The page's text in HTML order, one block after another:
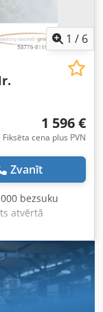
1 / 6
1 596 €
Fiksēta cena plus PVN
Zvanīt
bezsuku
atvērtā
piegādes
Iepakošanas un
atsevišķi!